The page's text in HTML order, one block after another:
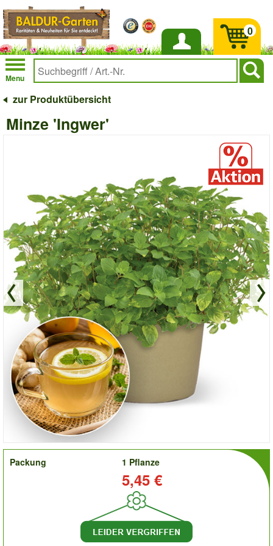
Anmelden
Menu
0
zur Produktübersicht
Minze 'Ingwer'
order
Packung
1 Pflanze
5,45 €